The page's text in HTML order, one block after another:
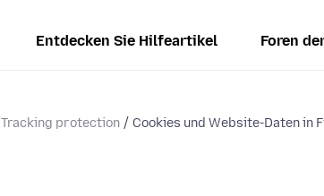
Entdecken Sie Hilfeartikel Foren
Tracking protection Cookies und Website-Daten in